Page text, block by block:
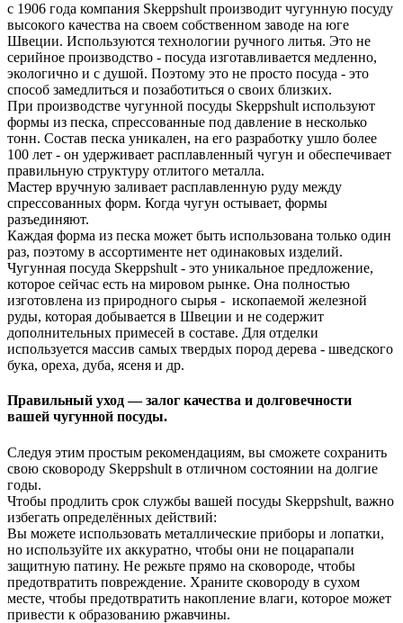
с 1906 года компания Skeppshult производит чугунную посуду
высокого качества на своем собственном заводе на юге
Швеции. Используются технологии ручного литья. Это не
серийное производство - посуда изготавливается медленно,
экологично и с душой. Поэтому это не просто посуда - это
способ замедлиться и позаботиться о своих близких.
При производстве чугунной посуды Skeppshult используют
формы из песка, спрессованные под давление в несколько
тонн. Состав песка уникален, на его разработку ушло более
100 лет - он удерживает расплавленный чугун и обеспечивает
правильную структуру отлитого металла.
Мастер вручную заливает расплавленную руду между
спрессованных форм. Когда чугун остывает, формы
разъединяют.
Каждая форма из песка может быть использована только один
раз, поэтому в ассортименте нет одинаковых изделий.
Чугунная посуда Skeppshult - это уникальное предложение,
которое сейчас есть на мировом рынке. Она полностью
изготовлена из природного сырья - ископаемой железной
руды, которая добывается в Швеции и не содержит
дополнительных примесей в составе. Для отделки
используется массив самых твердых пород дерева - шведского
бука, ореха, дуба, ясеня и др.
Правильный уход — залог качества и долговечности
вашей чугунной посуды.
Следуя этим простым рекомендациям, вы сможете сохранить
свою сковороду Skeppshult в отличном состоянии на долгие
годы.
Чтобы продлить срок службы вашей посуды Skeppshult, важно
избегать определённых действий:
Вы можете использовать металлические приборы и лопатки,
но используйте их аккуратно, чтобы они не поцарапали
защитную патину. Не режьте прямо на сковороде, чтобы
предотвратить повреждение. Храните сковороду в сухом
месте, чтобы предотвратить накопление влаги, которое может
привести к образованию ржавчины.